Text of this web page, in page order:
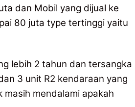
dan Mobil yang dijual ke
80 juta type tertinggi yaitu
lebih 2 tahun dan tersangka
3 unit R2 kendaraan yang
mendalami apakah